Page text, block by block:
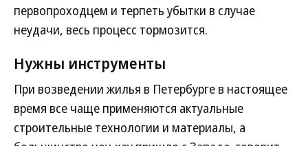
первопроходцем и терпеть убытки в случае
неудачи, весь процесс тормозится.
Нужны инструменты
При возведении жилья в Петербурге в настоящее
время все чаще применяются актуальные
строительные технологии и материалы, а